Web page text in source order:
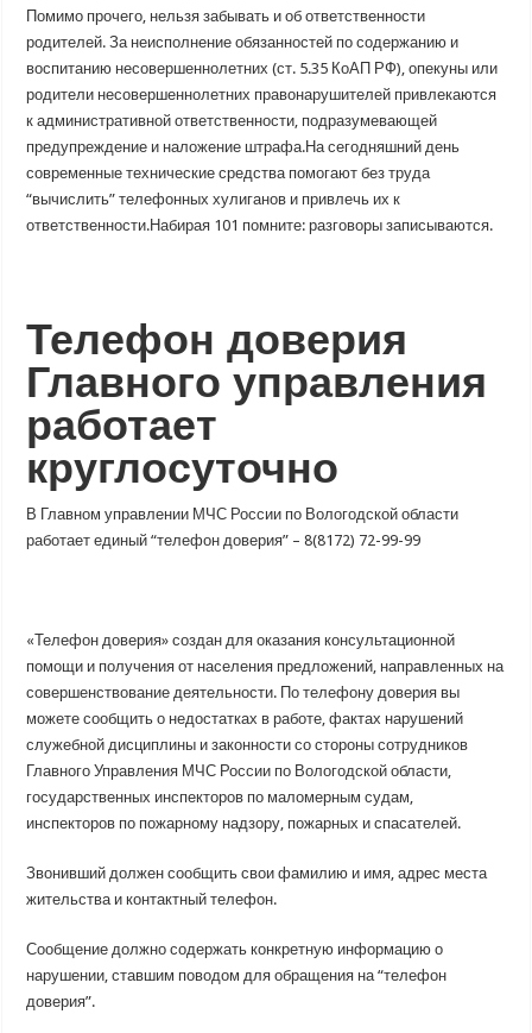
Помимо прочего, нельзя забывать и об ответственности
родителей. За неисполнение обязанностей по содержанию и
воспитанию несовершеннолетних (ст. 5.35 КоАП РФ), опекуны или
родители несовершеннолетних правонарушителей привлекаются
к административной ответственности, подразумевающей
предупреждение и наложение штрафа.На сегодняшний день
современные технические средства помогают без труда
“вычислить” телефонных хулиганов и привлечь их к
ответственности.Набирая 101 помните: разговоры записываются.
Телефон доверия
Главного управления
работает
круглосуточно
В Главном управлении МЧС России по Вологодской области
работает единый “телефон доверия” – 8(8172) 72-99-99
«Телефон доверия» создан для оказания консультационной
помощи и получения от населения предложений, направленных на
совершенствование деятельности. По телефону доверия вы
можете сообщить о недостатках в работе, фактах нарушений
служебной дисциплины и законности со стороны сотрудников
Главного Управления МЧС России по Вологодской области,
государственных инспекторов по маломерным судам,
инспекторов по пожарному надзору, пожарных и спасателей.
Звонивший должен сообщить свои фамилию и имя, адрес места
жительства и контактный телефон.
Сообщение должно содержать конкретную информацию о
нарушении, ставшим поводом для обращения на “телефон
доверия”.